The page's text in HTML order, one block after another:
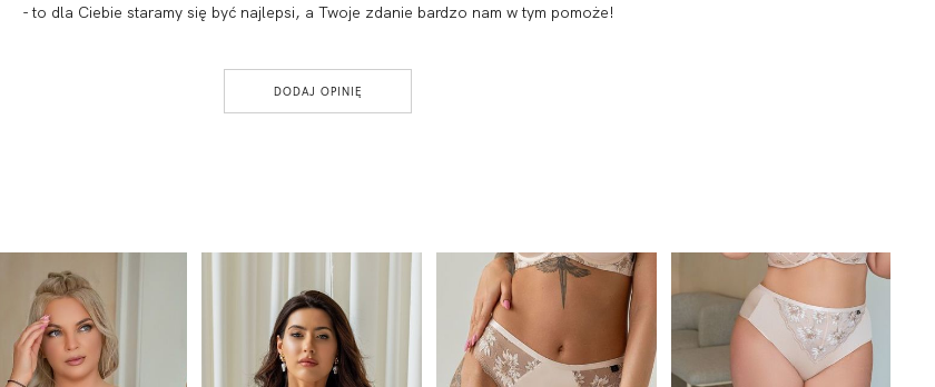
- to dla Ciebie staramy się być najlepsi, a Twoje zdanie bardzo nam w tym pomoże!
DODAJ OPINIĘ